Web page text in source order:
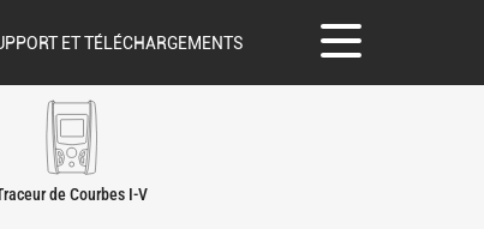
ET TÉLÉCHARGEMENTS
de Courbes I-V